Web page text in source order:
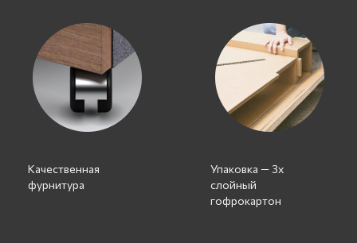
Качественная
фурнитура
Упаковка — 3х
слойный
гофрокартон